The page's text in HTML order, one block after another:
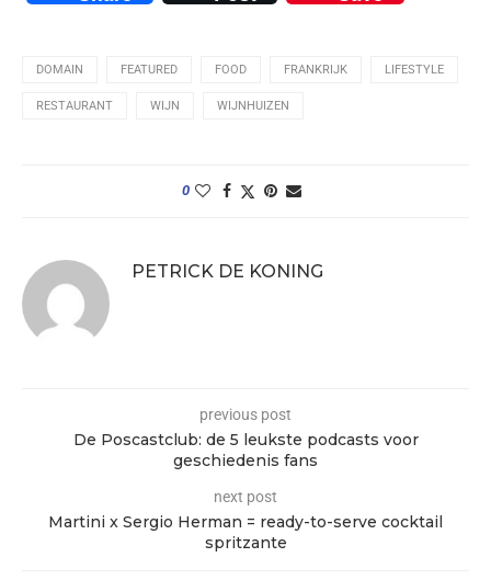
DOMAIN FEATURED FOOD FRANKRIJK LIFESTYLE
RESTAURANT WIJN WIJNHUIZEN
0
PETRICK DE KONING
previous post
De Poscastclub: de 5 leukste podcasts voor
geschiedenis fans
next post
Martini x Sergio Herman = ready-to-serve cocktail
spritzante